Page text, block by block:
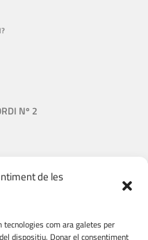
de les
com ara galetes per
dispositiu. Donar el consentiment
Nº 2